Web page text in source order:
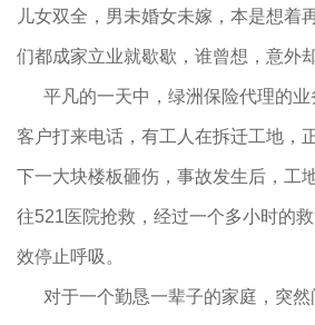
儿女双全，男未婚女未嫁，本是想着
们都成家立业就歇歇，谁曾想，意外
平凡的一天中，绿洲保险代理的业
客户打来电话，有工人在拆迁工地，
下一大块楼板砸伤，事故发生后，工
往521医院抢救，经过一个多小时的
效停止呼吸。
对于一个勤恳一辈子的家庭，突然